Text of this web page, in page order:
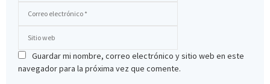
Guardar mi nombre, correo electrónico y sitio web en este
navegador para la próxima vez que comente.